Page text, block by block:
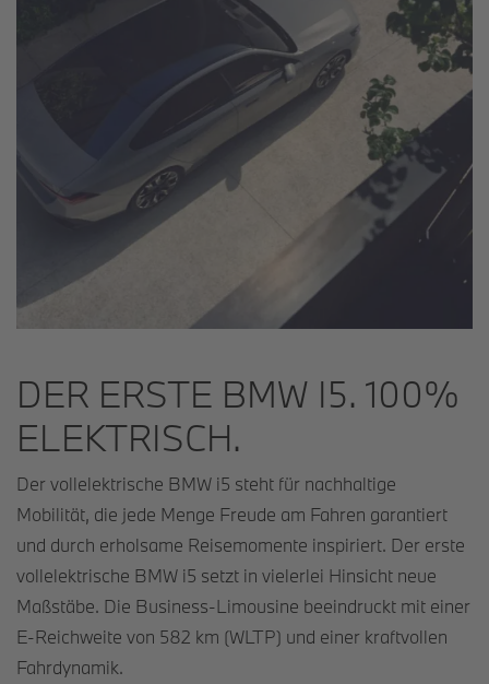
DER ERSTE BMW I5. 100%
ELEKTRISCH.
Der vollelektrische BMW i5 steht für nachhaltige
Mobilität, die jede Menge Freude am Fahren garantiert
und durch erholsame Reisemomente inspiriert. Der erste
vollelektrische BMW i5 setzt in vielerlei Hinsicht neue
Maßstäbe. Die Business-Limousine beeindruckt mit einer
E-Reichweite von 582 km (WLTP) und einer kraftvollen
Fahrdynamik.